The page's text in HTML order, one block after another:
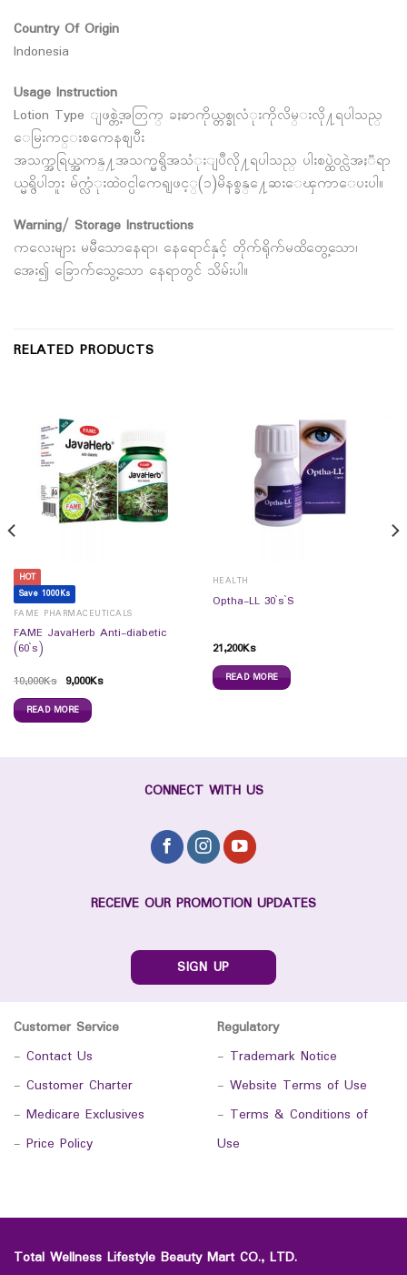
Country Of Origin
Indonesia
Usage Instruction
Lotion Type ျဖစ္တဲ့အတြက္ ခႏၶာကိုယ္တစ္ခုလံုးကိုလိမ္းလို႔ရပါသည္
ေမြးကင္းစကေနစျပီး
အသက္အရြယ္အကန္႔အသက္မရွိအသံုးျပဳလို႔ရပါသည္ ပါးစပ္ထဲဝင္လဲအႏၱရာ
ယ္မရွိပါဘူး မ်က္လံုးထဲဝင္ပါကေရျဖင့္(၁)မိနစ္ခန္႔ေဆးေၾကာေပးပါ။
Warning/ Storage Instructions
ကလေးများ မမီသောနေရာ၊ နေရောင်နှင့် တိုက်ရိုက်မထိတွေ့သော၊
အေး၍ ခြောက်သွေ့သော နေရာတွင် သိမ်းပါ။
RELATED PRODUCTS
HOT
Save 1000Ks
FAME PHARMACEUTICALS
FAME JavaHerb Anti-diabetic
(60`s)
10,000Ks 9,000Ks
READ MORE
HEALTH
Optha-LL 30`s`S
21,200Ks
READ MORE
CONNECT WITH US
RECEIVE OUR PROMOTION UPDATES
SIGN UP
Customer Service
- Contact Us
- Customer Charter
- Medicare Exclusives
- Price Policy
Regulatory
- Trademark Notice
- Website Terms of Use
- Terms & Conditions of
Use
Total Wellness Lifestyle Beauty Mart CO., LTD.